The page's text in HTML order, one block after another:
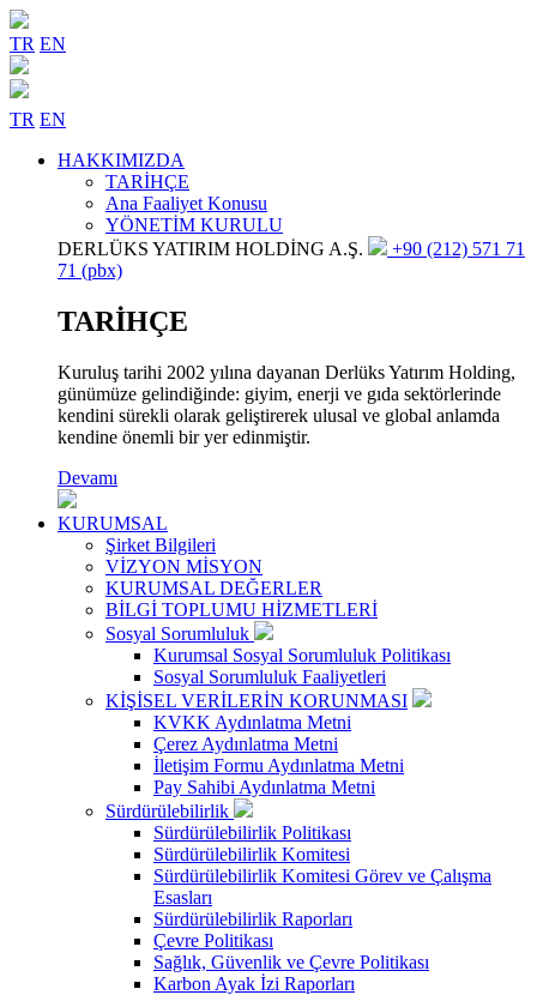
TR EN
TR EN
HAKKIMIZDA
TARİHÇE
Ana Faaliyet Konusu
YÖNETİM KURULU
DERLÜKS YATIRIM HOLDİNG A.Ş.
+90 (212) 571 71
71 (pbx)
TARİHÇE
Kuruluş tarihi 2002 yılına dayanan Derlüks Yatırım Holding,
günümüze gelindiğinde: giyim, enerji ve gıda sektörlerinde
kendini sürekli olarak geliştirerek ulusal ve global anlamda
kendine önemli bir yer edinmiştir.
Devamı
KURUMSAL
Şirket Bilgileri
VİZYON MİSYON
KURUMSAL DEĞERLER
BİLGİ TOPLUMU HİZMETLERİ
Sosyal Sorumluluk
Kurumsal Sosyal Sorumluluk Politikası
Sosyal Sorumluluk Faaliyetleri
KİŞİSEL VERİLERİN KORUNMASI
KVKK Aydınlatma Metni
Çerez Aydınlatma Metni
İletişim Formu Aydınlatma Metni
Pay Sahibi Aydınlatma Metni
Sürdürülebilirlik
Sürdürülebilirlik Politikası
Sürdürülebilirlik Komitesi
Sürdürülebilirlik Komitesi Görev ve Çalışma
Esasları
Sürdürülebilirlik Raporları
Çevre Politikası
Sağlık, Güvenlik ve Çevre Politikası
Karbon Ayak İzi Raporları